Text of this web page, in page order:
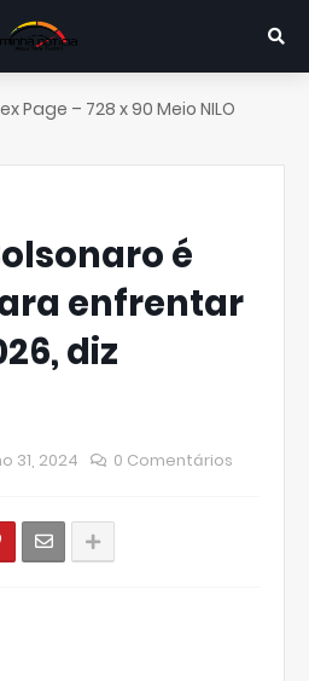
é
enfrentar
diz
31, 2024 0 Comentários